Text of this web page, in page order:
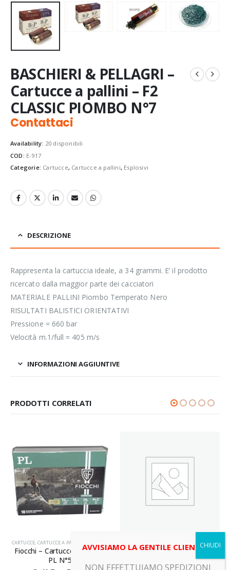
BASCHIERI & PELLAGRI –
Cartucce a pallini – F2
CLASSIC PIOMBO N°7
Contattaci
Availability: 20 disponibili
COD: E-917
Categorie: Cartucce, Cartucce a pallini, Esplosivi
DESCRIZIONE
Rappresenta la cartuccia ideale, a 34 grammi. E’ il prodotto
ricercato dalla maggior parte dei cacciatori
MATERIALE PALLINI Piombo Temperato Nero
RISULTATI BALISTICI ORIENTATIVI
Pressione = 660 bar
Velocità m.1/full = 405 m/s
INFORMAZIONI AGGIUNTIVE
PRODOTTI CORRELATI
ESPLOSIVI ,FUOCHI
PANDA FEUERWERK GMBH –
Fuochi – SUN FLOWER
FIRESTARS SRL – Fuochi –
FONTANA LUCIFERO
AVVISIAMO LA GENTILE CLIENTELA
NON EFFETTUIAMO SPEDIZIONI